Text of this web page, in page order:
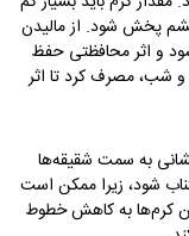
پخش شود. از مالیدن
و اثر محافظتی حفظ
و شب، مصرف کرد تا اثر
به سمت شقیقه‌ها
شود، زیرا ممکن است
کرم‌ها به کاهش خطوط